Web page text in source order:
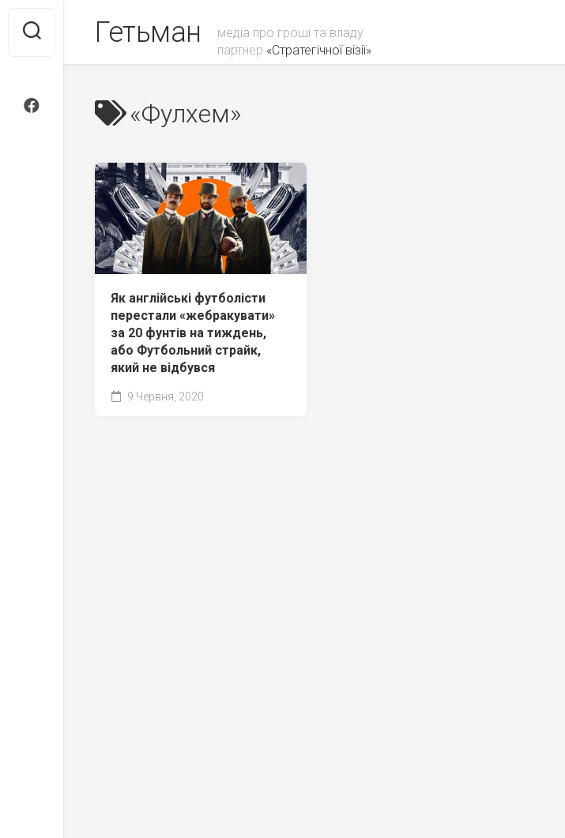
content
Гетьман
медіа про гроші та владу
партнер «Стратегічної візії»
«Фулхем»
Як англійські футболісти
перестали «жебракувати»
за 20 фунтів на тиждень,
або Футбольний страйк,
який не відбувся
9 Червня, 2020